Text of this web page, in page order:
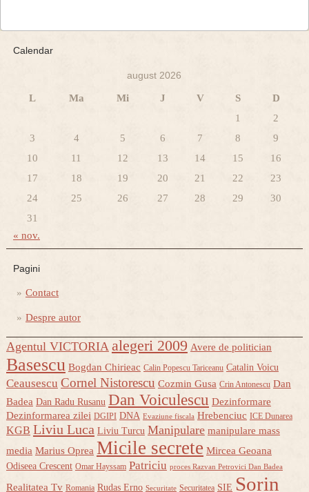
Calendar
august 2026
L Ma Mi J V S
D
1
2
3
4 5 6 7 8
9
10
11 12 13 14 15
16
17
18 19 20 21 22
23
24
25 26 27 28 29
30
31
« nov.
Pagini
Contact
Despre autor
Agentul VICTORIA alegeri 2009 Avere de politician
Basescu Bogdan Chirieac Calin Popescu Tariceanu Catalin Voicu
Ceausescu Cornel Nistorescu Cozmin Gusa Crin Antonescu Dan
Badea Dan Radu Rusanu Dan Voiculescu Dezinformare
Dezinformarea zilei DGIPI DNA Evaziune fiscala Hrebenciuc ICE Dunarea
KGB Liviu Luca Liviu Turcu Manipulare manipulare mass
media Marius Oprea Micile secrete Mircea Geoana
Odiseea Crescent Omar Hayssam Patriciu proces Razvan Petrovici Dan Badea
Realitatea Tv Romania Rudas Erno Securitate Securitatea SIE Sorin